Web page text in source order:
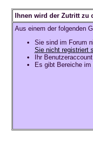
Ihnen wird der Zutritt zu
Aus einem der folgenden
Sie sind im Forum
Sie nicht registriert
Ihr
Es gibt Bereiche